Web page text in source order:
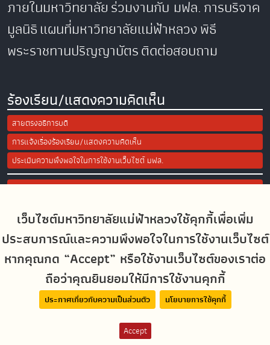
เว็บไซต์มหาวิทยาลัยแม่ฟ้าหลวงใช้คุกกี้เพื่อเพิ่ม
ประสบการณ์และความพึงพอใจในการใช้งานเว็บไซต์
หากคุณกด “Accept” หรือใช้งานเว็บไซต์ของเราต่อ
ถือว่าคุณยินยอมให้มีการใช้งานคุกกี้
ประกาศเกี่ยวกับความเป็นส่วนตัว นโยบายการใช้คุกกี้
Accept
ภายในมหาวิทยาลัยร่วมงานกับ มฟล.การบริจาค
มูลนิธิแผนที่มหาวิทยาลัยแม่ฟ้าหลวงพิธี
พระราชทานปริญญาบัตรติดต่อสอบถาม
ร้องเรียน/แสดงความคิดเห็น
สายตรงอธิการบดี
การแจ้งเรื่องร้องเรียน/แสดงความคิดเห็น
ประเมินความพึงพอใจในการใช้งานเว็บไซต์ มฟล.
Site Map
Social Media
MFUconnect